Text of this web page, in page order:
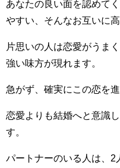
あなたの良い面を認めて
やすい、そんなお互いに
片思いの人は恋愛がうま
強い味方が現れます。
急がず、確実にこの恋を
恋愛よりも結婚へと意識
す。
パートナーのいる人は、2